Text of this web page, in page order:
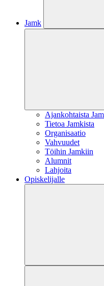
Jamk
Ajankohtaista
Tietoa Jamkista
Organisaatio
Vahvuudet
Töihin Jamkiin
Alumnit
Lahjoita
Opiskelijalle